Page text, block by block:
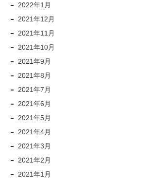
2022年1月
2021年12月
2021年11月
2021年10月
2021年9月
2021年8月
2021年7月
2021年6月
2021年5月
2021年4月
2021年3月
2021年2月
2021年1月